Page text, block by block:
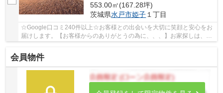
553.00㎡(167.28坪)
茨城県水戸市姫子 １丁目
☆Google口コミ240件以上☆お客様との出会いを大切に笑顔と安心をお
届けします。【お客様からのありがとうの為に、、、】お家探しは、ひ
だまりハウスにご相談ください！
会員物件